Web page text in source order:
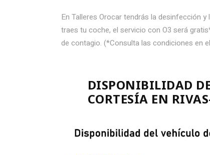
En Talleres Orocar tendrás la desinfección
traes tu coche, el servicio con O3 será
de contagio. (*Consulta las condiciones en
DISPONIBILIDAD
CORTESÍA EN